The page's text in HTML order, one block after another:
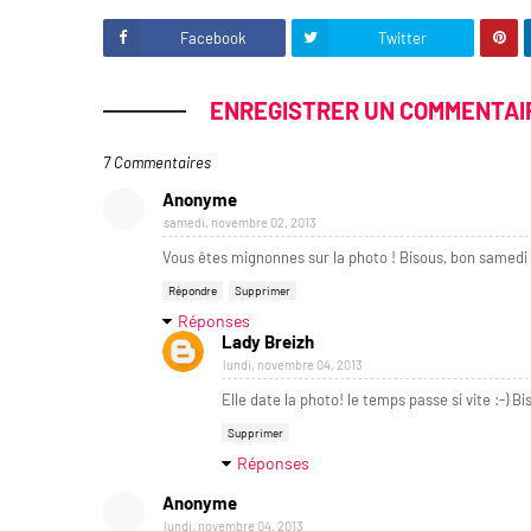
Facebook Twitter
ENREGISTRER UN
7 Commentaires
Anonyme
samedi, novembre 02, 2013
Vous êtes mignonnes sur la photo ! Bisous, bon samedi
Répondre Supprimer
Réponses
Lady Breizh
lundi, novembre 04, 2013
Elle date la photo! le temps passe si vite :-)
Supprimer
Réponses
Anonyme
lundi, novembre 04, 2013